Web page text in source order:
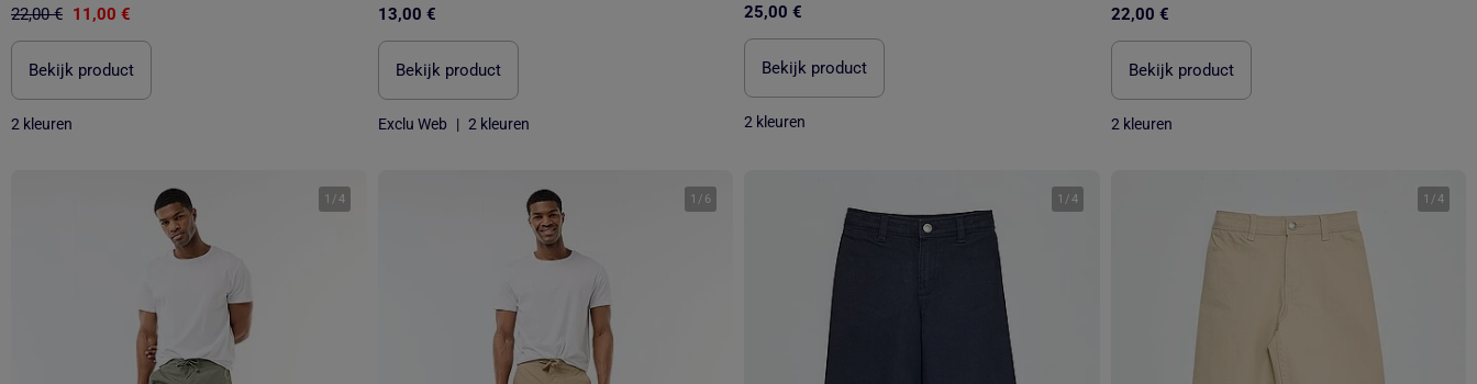
22,00 € 11,00 €
Bekijk product
2 kleuren
13,00 €
Bekijk product
Exclu Web | 2 kleuren
25,00 €
Bekijk product
2 kleuren
22,00 €
Bekijk product
2 kleuren
1 /4 1 / 6 1 /4 1 /4